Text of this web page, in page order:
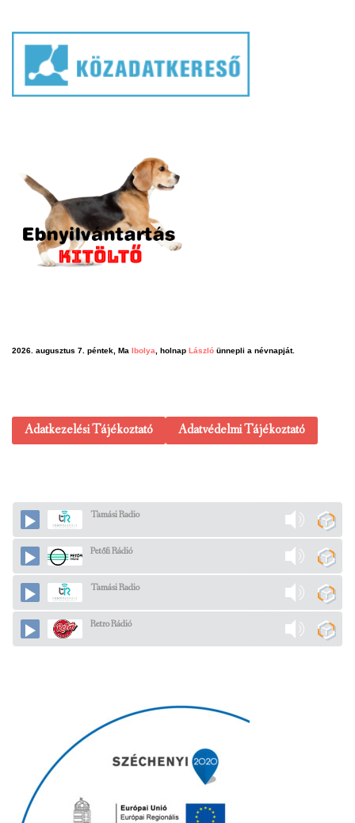
2026. augusztus 7. péntek, Ma Ibolya , holnap László ünnepli a névnapját.
Adatkezelési Tájékoztató Adatvédelmi Tájékoztató
Tamási Radio
Petőfi Rádió
Tamási Radio
Retro Rádió